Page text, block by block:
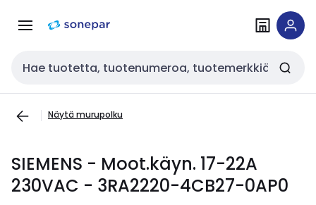
navigointiinsisältöön
Haku
Näytä murupolku
SIEMENS - Moot.käyn. 17-22A
230VAC - 3RA2220-4CB27-0AP0